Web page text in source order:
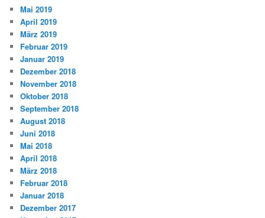
Mai 2019
April 2019
März 2019
Februar 2019
Januar 2019
Dezember 2018
November 2018
Oktober 2018
September 2018
August 2018
Juni 2018
Mai 2018
April 2018
März 2018
Februar 2018
Januar 2018
Dezember 2017